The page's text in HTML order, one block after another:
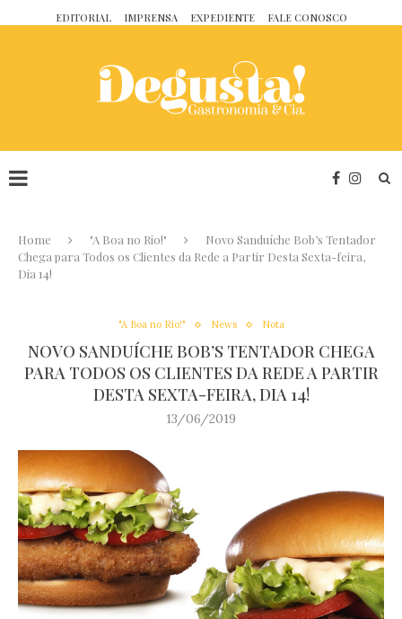
EDITORIAL IMPRENSA EXPEDIENTE FALE CONOSCO
Home "A Boa no Rio!"
Novo Sanduíche Bob’s Tentador
Chega para Todos os Clientes da Rede a Partir Desta Sexta-feira,
Dia 14!
"A Boa no Rio!" News Nota
NOVO SANDUÍCHE BOB’S TENTADOR CHEGA
PARA TODOS OS CLIENTES DA REDE A PARTIR
DESTA SEXTA-FEIRA, DIA 14!
13/06/2019